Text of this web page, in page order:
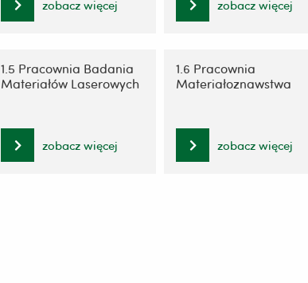
zobacz więcej zobacz więcej
1.5 Pracownia Badania
Materiałów Laserowych
zobacz więcej
1.6 Pracownia
Materiałoznawstwa
zobacz więcej